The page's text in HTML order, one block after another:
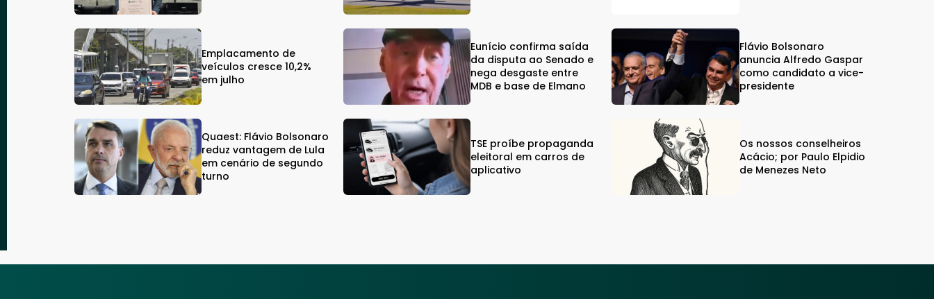
Emplacamento de
veículos cresce 10,2%
em julho
Eunício confirma saída
da disputa ao Senado e
nega desgaste entre
MDB e base de Elmano
Flávio Bolsonaro
anuncia Alfredo Gaspar
como candidato a vice-
presidente
Quaest: Flávio Bolsonaro
reduz vantagem de Lula
em cenário de segundo
turno
TSE proíbe propaganda
eleitoral em carros de
aplicativo
Os nossos conselheiros
Acácio; por Paulo Elpidio
de Menezes Neto